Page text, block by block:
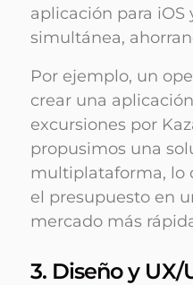
aplicación para
simultánea,
Por ejemplo, un
crear una
excursiones por
propusimos una
multiplataforma, lo
el presupuesto en
mercado más
3. Diseño y UX/